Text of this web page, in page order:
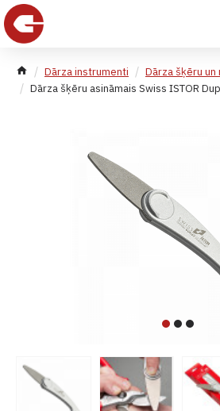
Dārza instrumenti
Dārza šķēru un
Dārza šķēru asināmais Swiss ISTOR